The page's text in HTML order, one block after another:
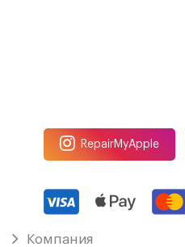
RepairMyApple
Компания